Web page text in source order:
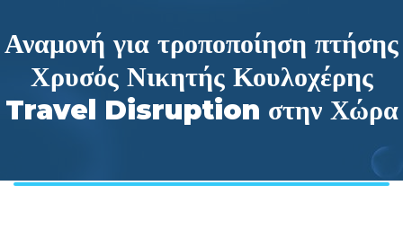
Αναμονή για τροποποίηση πτήσης
Χρυσός Νικητής Κουλοχέρης
Travel Disruption στην Χώρα